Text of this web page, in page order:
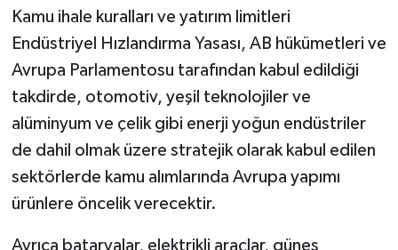
Kamu ihale kuralları ve yatırım limitleri
Endüstriyel Hızlandırma Yasası, AB hükümetleri ve
Avrupa Parlamentosu tarafından kabul edildiği
takdirde, otomotiv, yeşil teknolojiler ve
alüminyum ve çelik gibi enerji yoğun endüstriler
de dahil olmak üzere stratejik olarak kabul edilen
sektörlerde kamu alımlarında Avrupa yapımı
ürünlere öncelik verecektir.
Ayrıca bataryalar, elektrikli araçlar, güneş